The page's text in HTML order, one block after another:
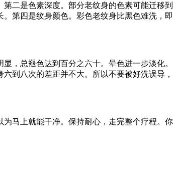
二是色素深度。部分老纹身的色素可能迁移到
第四是纹身颜色。彩色老纹身比黑色难洗，即
，总褪色达到百分之六十。晕色进一步淡化。
到八次的差距并不大。所以不要被好洗误导，
马上就能干净。保持耐心，走完整个疗程。你